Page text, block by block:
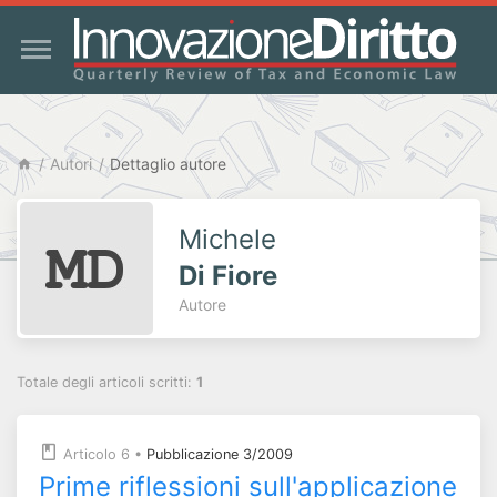
Autori Dettaglio autore
Michele
Di Fiore
Autore
Totale degli articoli scritti: 1
Articolo 6 • Pubblicazione 3/2009
Prime riflessioni sull'applicazione